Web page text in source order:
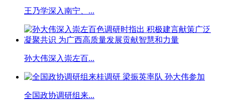
王乃学深入南宁、...
孙大伟深入崇左百...
全国政协调研组来...